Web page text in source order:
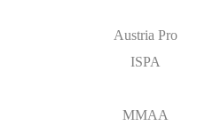
Austria Pro
ISPA
MMAA